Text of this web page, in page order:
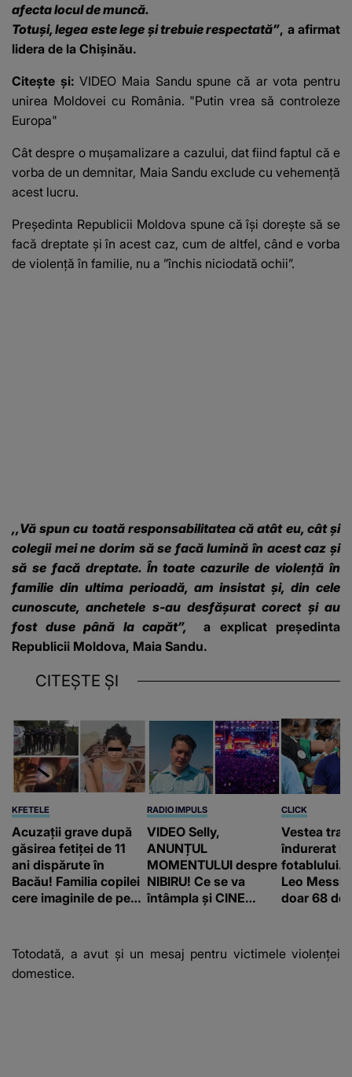
afecta locul de muncă.
Totuși, legea este lege și trebuie respectată”, a afirmat
lidera de la Chișinău.
Citește și:VIDEO Maia Sandu spune că ar vota pentru
unirea Moldovei cu România. "Putin vrea să controleze
Europa"
Cât despre o mușamalizare a cazului, dat fiind faptul că e
vorba de un demnitar, Maia Sandu exclude cu vehemență
acest lucru.
Președinta Republicii Moldova spune că își dorește să se
facă dreptate și în acest caz, cum de altfel, când e vorba
de violență în familie, nu a ”închis niciodată ochii”.
,,Vă spun cu toată responsabilitatea că atât eu, cât și
colegii mei ne dorim să se facă lumină în acest caz și
să se facă dreptate. În toate cazurile de violență în
familie din ultima perioadă, am insistat și, din cele
cunoscute, anchetele s-au desfășurat corect și au
fost duse până la capăt”, a explicat președinta
Republicii Moldova, Maia Sandu.
CITEȘTE ȘI
KFETELE
Acuzații grave după
găsirea fetiței de 11
ani dispărute în
Bacău! Familia copilei
cere imaginile de pe
a mai dus sora mea...”
RADIO IMPULS
VIDEO Selly,
ANUNȚUL
MOMENTULUI despre
NIBIRU! Ce se va
întâmpla și CINE
e ciudă că..."
CLICK
Vestea
îndurerat
fotablului.
Leo Messi
doar 68 de
Totodată, a avut și un mesaj pentru victimele violenței
domestice.